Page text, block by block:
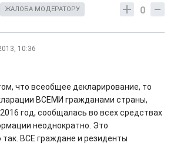
0
ЖАЛОБА МОДЕРАТОРУ
10:36
что всеобщее декларирование, то
ВСЕМИ гражданами страны,
год, сообщалась во всех средствах
неоднократно. Это
так. ВСЕ граждане и резиденты